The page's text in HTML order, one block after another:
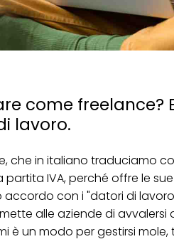
come
lavoro.
che in italiano traduciamo
IVA, perché offre le
con i "datori di
alle aziende di
è un modo per gestirsi